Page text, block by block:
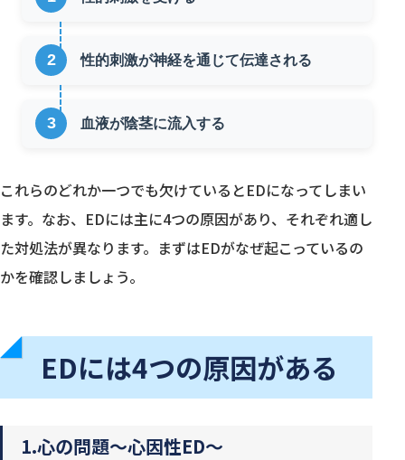
性的刺激が神経を通じて伝達される
血液が陰茎に流入する
これらのどれか一つでも欠けているとEDになってしまい
ます。なお、EDには主に4つの原因があり、それぞれ適し
た対処法が異なります。まずはEDがなぜ起こっているの
かを確認しましょう。
EDには4つの原因がある
1.心の問題〜心因性ED〜